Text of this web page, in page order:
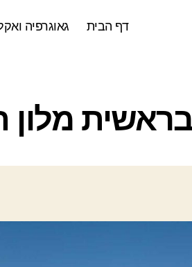
דף הבית גאוגרפיה
ק
ג
ר
מלון